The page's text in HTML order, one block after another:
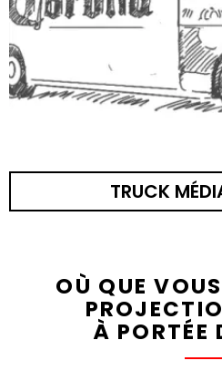
TRUCK
OÙ QUE
À PORTÉE